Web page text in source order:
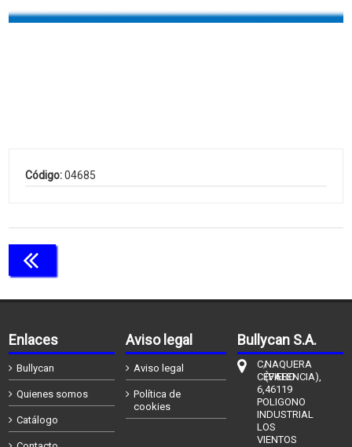
Código:04685
Enlaces
Bullycan
Quienes somos
Catálogo
Aviso legal
Aviso legal
Política de
cookies
Bullycan S.A.
C/
CÉFIERO
6,
POLIGONO
INDUSTRIAL
LOS
VIENTOS
NAQUERA
(VALENCIA),
46119